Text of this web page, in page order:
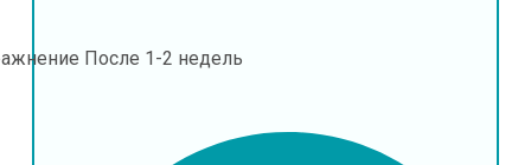
После 1-2 недель